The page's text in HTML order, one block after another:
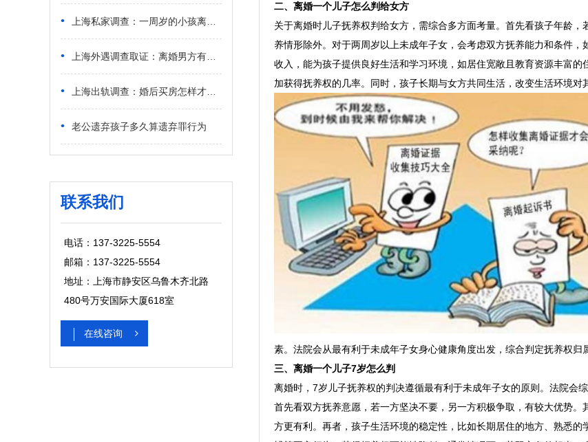
• 上海私家调查：一周岁的小孩离婚判给谁
• 上海外遇调查取证：离婚男方有车怎么判
• 上海出轨调查：婚后买房怎样才能使房产归自己所有
• 老公遗弃孩子多久算遗弃罪行为
联系我们
电话：137-3225-5554
邮箱：137-3225-5554
地址：上海市静安区乌鲁木齐北路
480号万安国际大厦618室
在线咨询
二、离婚一个儿子怎么判给女方
关于离婚时儿子抚养权判给女方，需综合多方面考量。首先看孩子年龄
养情形除外。对于两周岁以上未成年子女，会考虑双方抚养能力和条件
收入，能为孩子提供良好生活和学习环境，如居住宽敞且教育资源丰富
加获得抚养权的几率。同时，孩子长期与女方共同生活，改变生活环境对
素。法院会从最有利于未成年子女身心健康角度出发，综合判定抚养权归
三、离婚一个儿子7岁怎么判
离婚时，7岁儿子抚养权的判决遵循最有利于未成年子女的原则。法院会综
首先看双方抚养意愿，若一方坚决不要，另一方积极争取，有较大优势
方更有利。再者，孩子生活环境的稳定性，比如长期居住的地方、熟悉